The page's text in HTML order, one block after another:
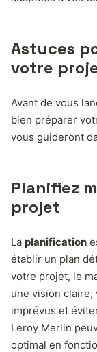
Astuces
votre
Avant de vous
bien préparer
vous guideront
Planifiez
projet
La planification
établir un plan
votre projet, le
une vision
imprévus et
Leroy Merlin
optimal en